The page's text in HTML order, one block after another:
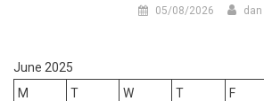
05/08/2026 dan
June 2025
M
T W T F